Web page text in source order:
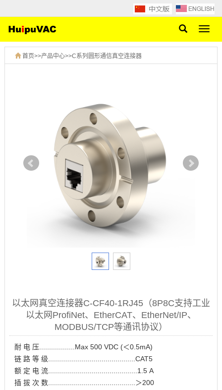
网
导
首页>>产品中心>>C系列圆形通信真空连接器
以太网真空连接器C-CF40-1RJ45（8P8C支持工业
以太网ProfiNet、EtherCAT、EtherNet/IP、
MODBUS/TCP等通讯协议）
耐 电 压..................Max 500 VDC (＜0.5mA)
链 路 等 级............................................CAT5
额 定 电 流.............................................1.5 A
插 拔 次 数............................................＞200